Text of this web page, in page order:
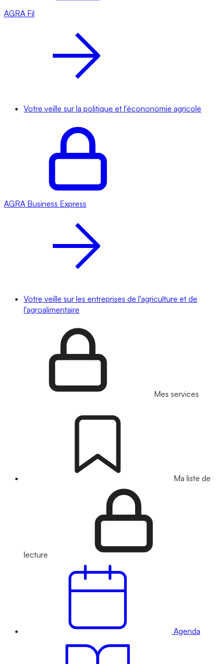
AGRA Fil
Votre veille sur la politique et l'écononomie agricole
AGRA Business Express
Votre veille sur les entreprises de l'agriculture et de
l'agroalimentaire
Mes services
Ma liste de
lecture
Agenda